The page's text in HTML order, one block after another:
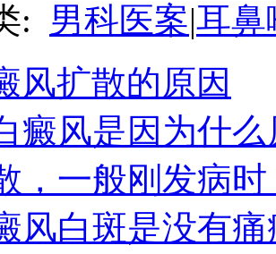
: 男科医案|耳鼻
风扩散的原因
癜风是因为什
，一般刚发病
风白斑是没有